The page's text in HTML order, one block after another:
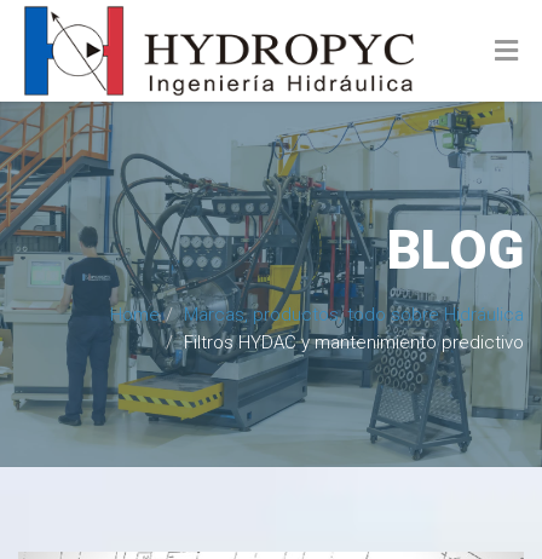
BLOG
Home
Marcas, productos, todo sobre Hidráulica
Filtros HYDAC y mantenimiento predictivo